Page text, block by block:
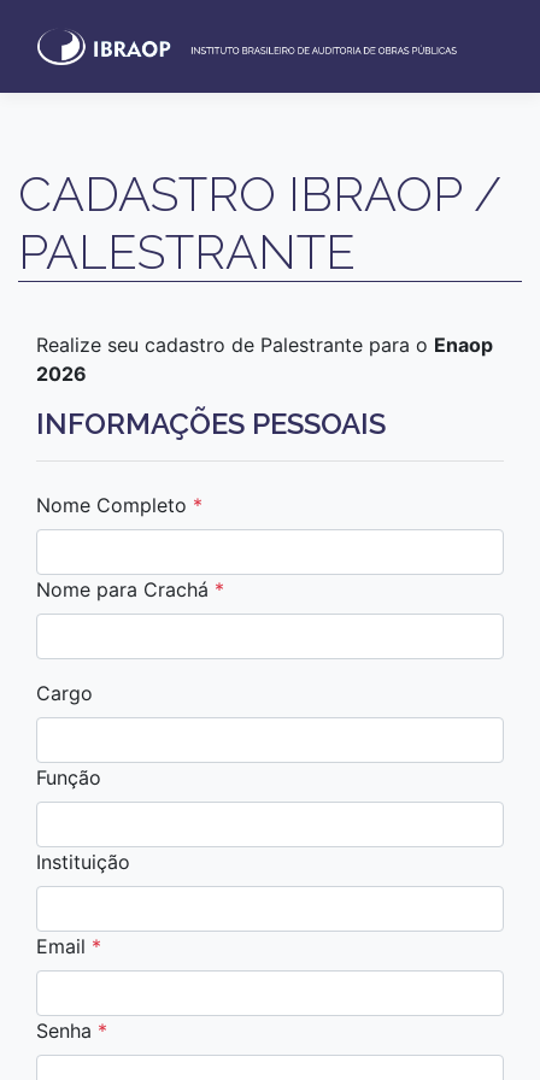
CADASTRO IBRAOP /
PALESTRANTE
Realize seu cadastro de Palestrante para o Enaop
2026
INFORMAÇÕES PESSOAIS
Nome Completo *
Nome para Crachá *
Cargo
Função
Instituição
Email *
Senha *